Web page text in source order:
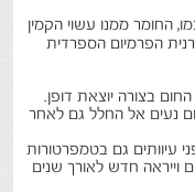
החומר ממנו עשוי הקמין
הפרמיום הספרדית
בצורה יוצאת דופן.
נעים אל החלל גם לאחר
עיוותים גם בטמפרטורות
וייראה חדש לאורך שנים